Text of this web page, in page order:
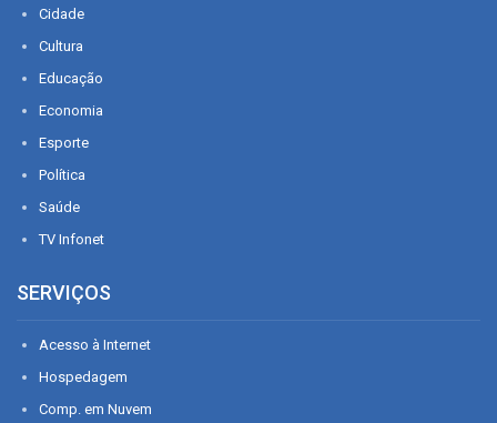
Cidade
Cultura
Educação
Economia
Esporte
Política
Saúde
TV Infonet
SERVIÇOS
Acesso à Internet
Hospedagem
Comp. em Nuvem